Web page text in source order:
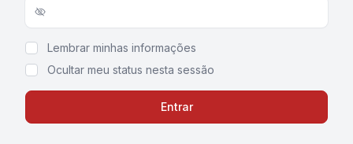
Show/hide password
Lembrar minhas informações
Ocultar meu status nesta sessão